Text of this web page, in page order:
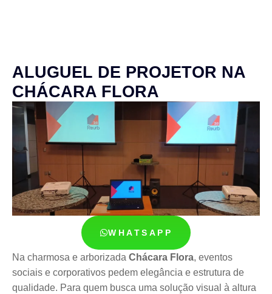
ALUGUEL DE PROJETOR NA
CHÁCARA FLORA
WHATSAPP
Na charmosa e arborizada Chácara Flora, eventos
sociais e corporativos pedem elegância e estrutura de
qualidade. Para quem busca uma solução visual à altura